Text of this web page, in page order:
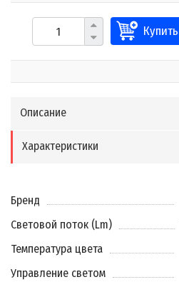
Купить
Описание
Характеристики
Бренд
Световой поток (Lm)
Температура цвета
Управление светом